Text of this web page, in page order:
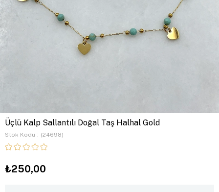
Üçlü Kalp Sallantılı Doğal Taş Halhal Gold
Stok Kodu (24698)
₺250,00